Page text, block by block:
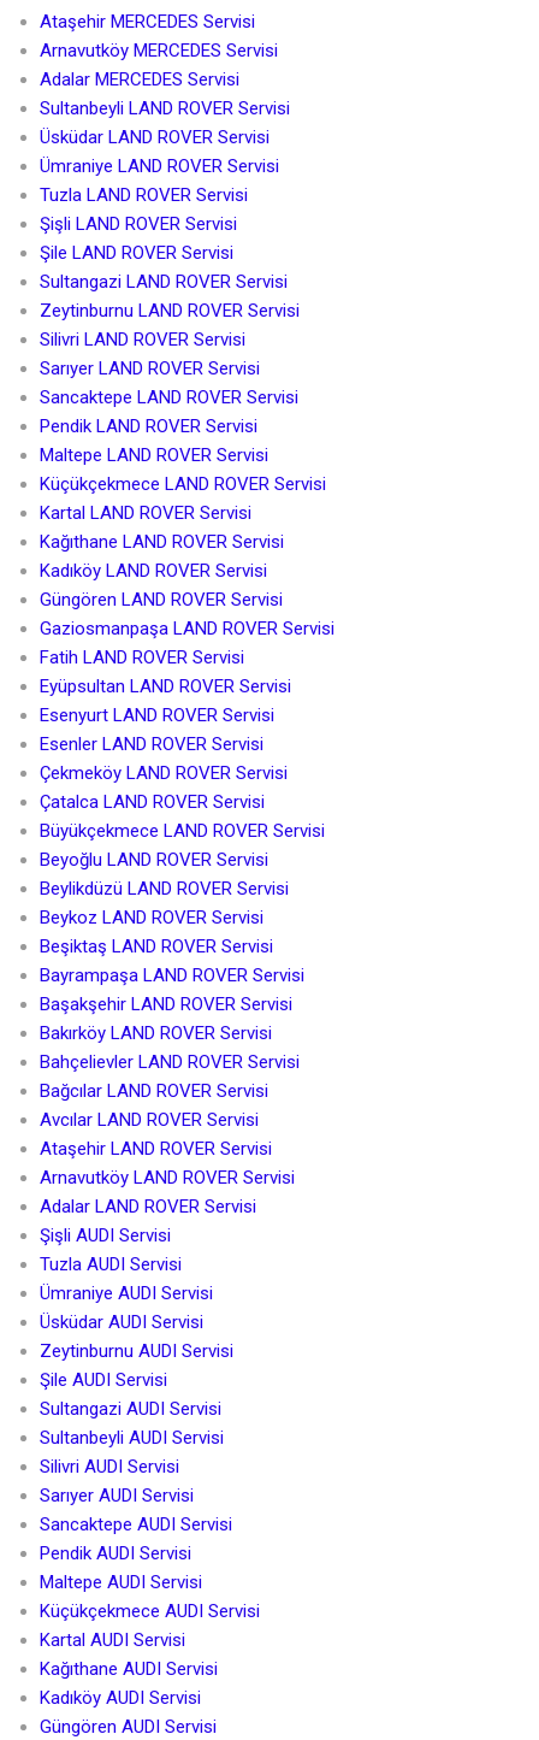
Ataşehir MERCEDES Servisi
Arnavutköy MERCEDES Servisi
Adalar MERCEDES Servisi
Sultanbeyli LAND ROVER Servisi
Üsküdar LAND ROVER Servisi
Ümraniye LAND ROVER Servisi
Tuzla LAND ROVER Servisi
Şişli LAND ROVER Servisi
Şile LAND ROVER Servisi
Sultangazi LAND ROVER Servisi
Zeytinburnu LAND ROVER Servisi
Silivri LAND ROVER Servisi
Sarıyer LAND ROVER Servisi
Sancaktepe LAND ROVER Servisi
Pendik LAND ROVER Servisi
Maltepe LAND ROVER Servisi
Küçükçekmece LAND ROVER Servisi
Kartal LAND ROVER Servisi
Kağıthane LAND ROVER Servisi
Kadıköy LAND ROVER Servisi
Güngören LAND ROVER Servisi
Gaziosmanpaşa LAND ROVER Servisi
Fatih LAND ROVER Servisi
Eyüpsultan LAND ROVER Servisi
Esenyurt LAND ROVER Servisi
Esenler LAND ROVER Servisi
Çekmeköy LAND ROVER Servisi
Çatalca LAND ROVER Servisi
Büyükçekmece LAND ROVER Servisi
Beyoğlu LAND ROVER Servisi
Beylikdüzü LAND ROVER Servisi
Beykoz LAND ROVER Servisi
Beşiktaş LAND ROVER Servisi
Bayrampaşa LAND ROVER Servisi
Başakşehir LAND ROVER Servisi
Bakırköy LAND ROVER Servisi
Bahçelievler LAND ROVER Servisi
Bağcılar LAND ROVER Servisi
Avcılar LAND ROVER Servisi
Ataşehir LAND ROVER Servisi
Arnavutköy LAND ROVER Servisi
Adalar LAND ROVER Servisi
Şişli AUDI Servisi
Tuzla AUDI Servisi
Ümraniye AUDI Servisi
Üsküdar AUDI Servisi
Zeytinburnu AUDI Servisi
Şile AUDI Servisi
Sultangazi AUDI Servisi
Sultanbeyli AUDI Servisi
Silivri AUDI Servisi
Sarıyer AUDI Servisi
Sancaktepe AUDI Servisi
Pendik AUDI Servisi
Maltepe AUDI Servisi
Küçükçekmece AUDI Servisi
Kartal AUDI Servisi
Kağıthane AUDI Servisi
Kadıköy AUDI Servisi
Güngören AUDI Servisi